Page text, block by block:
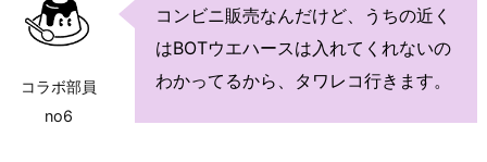
コラボ部員
no6
コンビニ販売なんだけど、うちの近く
はBOTウエハースは入れてくれないの
わかってるから、タワレコ行きます。